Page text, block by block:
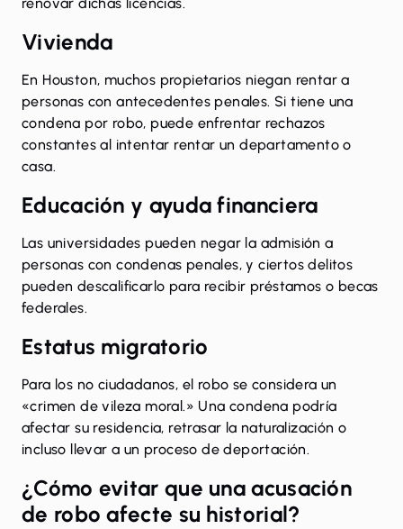
renovar dichas licencias.
Vivienda
En Houston, muchos propietarios niegan rentar a
personas con antecedentes penales. Si tiene una
condena por robo, puede enfrentar rechazos
constantes al intentar rentar un departamento o
casa.
Educación y ayuda financiera
Las universidades pueden negar la admisión a
personas con condenas penales, y ciertos delitos
pueden descalificarlo para recibir préstamos o becas
federales.
Estatus migratorio
Para los no ciudadanos, el robo se considera un
«crimen de vileza moral.» Una condena podría
afectar su residencia, retrasar la naturalización o
incluso llevar a un proceso de deportación.
¿Cómo evitar que una acusación
de robo afecte su historial?